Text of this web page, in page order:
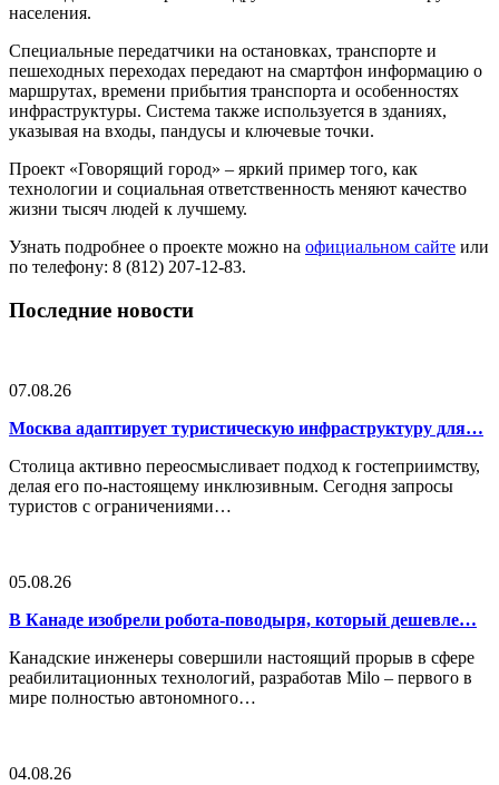
населения.
Специальные передатчики на остановках, транспорте и
пешеходных переходах передают на смартфон информацию о
маршрутах, времени прибытия транспорта и особенностях
инфраструктуры. Система также используется в зданиях,
указывая на входы, пандусы и ключевые точки.
Проект «Говорящий город» – яркий пример того, как
технологии и социальная ответственность меняют качество
жизни тысяч людей к лучшему.
Узнать подробнее о проекте можно на официальном сайте или
по телефону: 8 (812) 207-12-83.
Последние новости
07.08.26
Москва адаптирует туристическую инфраструктуру для…
Столица активно переосмысливает подход к гостеприимству,
делая его по-настоящему инклюзивным. Сегодня запросы
туристов с ограничениями…
05.08.26
В Канаде изобрели робота-поводыря, который дешевле…
Канадские инженеры совершили настоящий прорыв в сфере
реабилитационных технологий, разработав Milo – первого в
мире полностью автономного…
04.08.26